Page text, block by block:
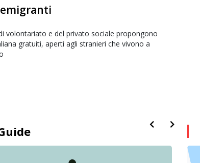
volontariato e del privato sociale propongono
gratuiti, aperti agli stranieri che vivono a